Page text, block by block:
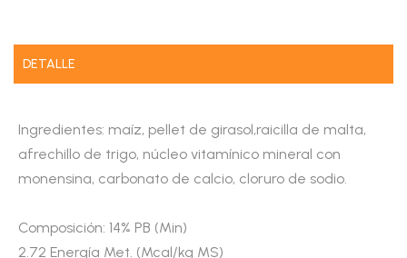
DETALLE
Ingredientes: maíz, pellet de girasol,raicilla de malta,
afrechillo de trigo, núcleo vitamínico mineral con
monensina, carbonato de calcio, cloruro de sodio.
Composición: 14% PB (Min)
2.72 Energía Met. (Mcal/kg MS)